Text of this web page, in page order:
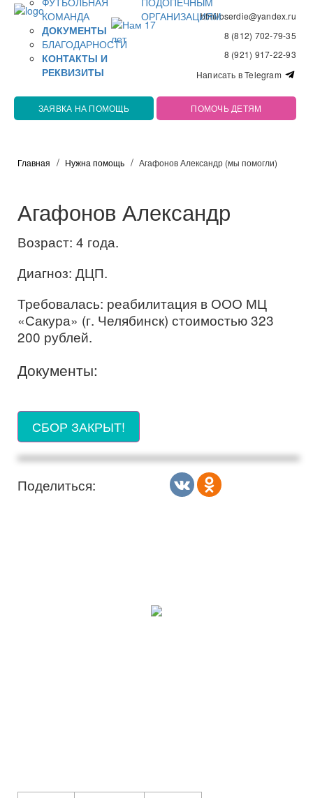
bfmiloserdie@yandex.ru
8 (812) 702-79-35
8 (921) 917-22-93
Написать в Telegram
КОМАНДА
ДОКУМЕНТЫ
БЛАГОДАРНОСТИ
КОНТАКТЫ И
РЕКВИЗИТЫ
ОРГАНИЗАЦИЯМ
ЗАЯВКА НА ПОМОЩЬ ПОМОЧЬ ДЕТЯМ
Главная Нужна помощь Агафонов Александр (мы помогли)
Агафонов Александр
Возраст: 4 года.
Диагноз: ДЦП.
Требовалась: реабилитация в ООО МЦ
«Сакура» (г. Челябинск) стоимостью 323
200 рублей.
Документы:
СБОР ЗАКРЫТ!
Поделиться: